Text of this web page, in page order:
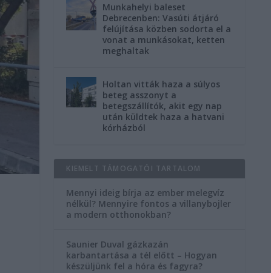
Munkahelyi baleset
Debrecenben: Vasúti átjáró
felújítása közben sodorta el a
vonat a munkásokat, ketten
meghaltak
Holtan vitták haza a súlyos
beteg asszonyt a
betegszállítók, akit egy nap
után küldtek haza a hatvani
kórházból
KIEMELT TÁMOGATÓI TARTALOM
Mennyi ideig bírja az ember melegvíz
nélkül? Mennyire fontos a villanybojler
a modern otthonokban?
Saunier Duval gázkazán
karbantartása a tél előtt – Hogyan
készüljünk fel a hóra és fagyra?